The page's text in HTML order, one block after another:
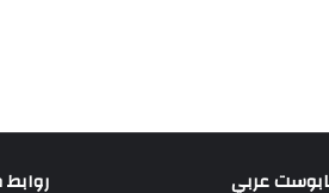
عربي